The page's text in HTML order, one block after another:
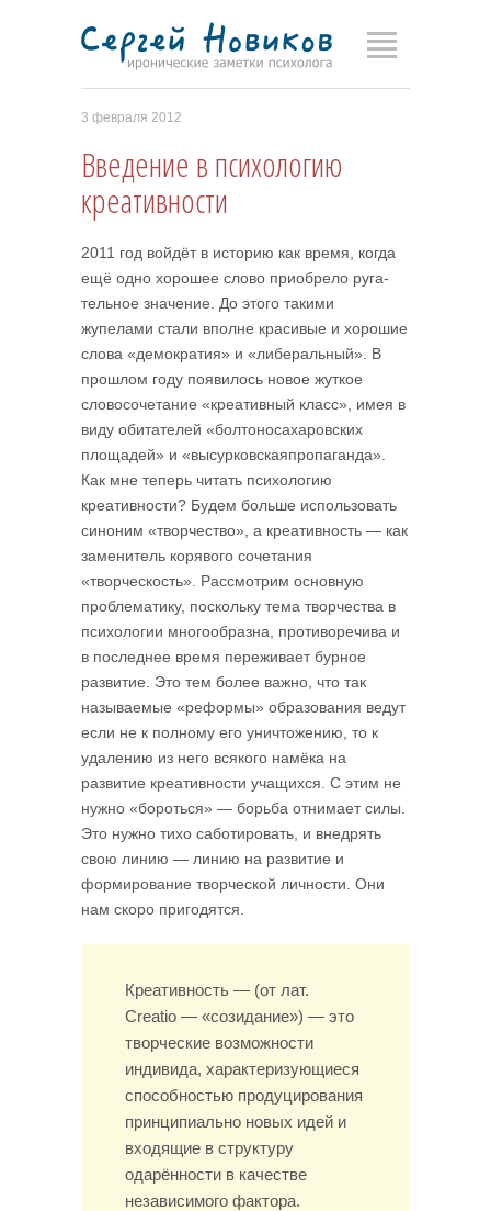
3 февраля 2012
Введение в психологию
креативности
2011 год войдёт в историю как время, ког­да
ещё одно хорошее слово приобрело руга­
тельное значение. До этого такими
жупелами стали вполне красивые и хорошие
слова «демократия» и «либеральный». В
прошлом году появилось новое жуткое
слово­сочетание «креативный класс», имея в
виду обитателей «болтоносахаровских
площадей» и «высур­ковскаяпропаганда».
Как мне теперь читать психологию
креативности? Будем больше использовать
синоним «твор­чество», а креа­тивность — как
заменитель корявого сочета­ния
«творческость». Рассмотрим основную
проблематику, поскольку тема твор­чества в
психологии многообразна, противоречива и
в последнее время пере­живает бурное
развитие. Это тем более важно, что так
называемые «реформы» образования ведут
если не к полному его уничтожению, то к
удалению из него всякого намёка на
развитие креативности учащихся. С этим не
нужно «бороть­ся» — борьба отнимает силы.
Это нужно тихо саботировать, и внедрять
свою линию — линию на развитие и
формирование творческой личности. Они
нам скоро пригодятся.
Креативность — (от лат.
Creatio — «созидание») — это
творческие воз­можности
индивида, характеризующиеся
способностью продуцирования
принципиально новых идей и
входящие в структуру
одарённости в качест­ве
независимого фактора.